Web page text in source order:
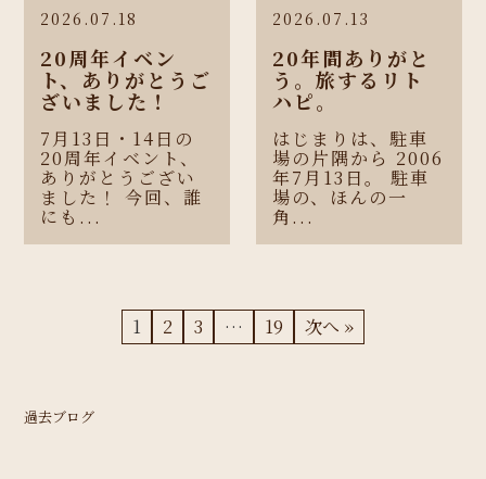
2026.07.18
20周年イベン
ト、ありがとうご
ざいました！
7月13日・14日の
20周年イベント、
ありがとうござい
ました！ 今回、誰
にも...
2026.07.13
20年間ありがと
う。旅するリト
ハピ。
はじまりは、駐車
場の片隅から 2006
年7月13日。 駐車
場の、ほんの一
角...
1 2 3 … 19 次へ »
過去ブログ